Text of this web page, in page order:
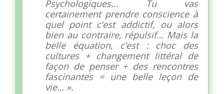
Psychologiques… Tu vas
certainement prendre conscience à
quel point c’est addictif, ou alors
bien au contraire, répulsif… Mais la
belle équation, c’est : choc des
cultures + changement littéral de
façon de penser + des rencontres
fascinantes = une belle leçon de
vie… ».